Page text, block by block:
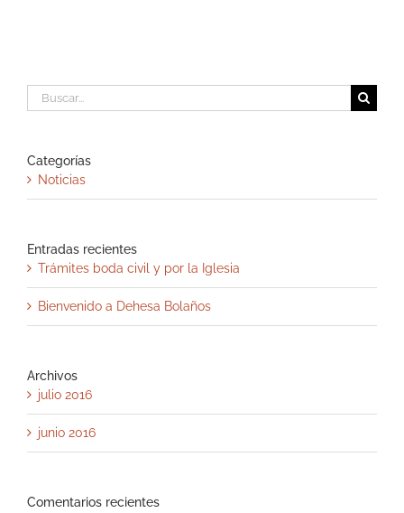
Buscar:
Categorías
Noticias
Entradas recientes
Trámites boda civil y por la Iglesia
Bienvenido a Dehesa Bolaños
Archivos
julio 2016
junio 2016
Comentarios recientes